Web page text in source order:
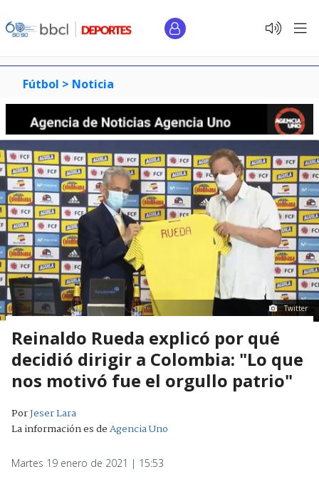
Fútbol > Noticia
Twitter
Reinaldo Rueda explicó por qué
decidió dirigir a Colombia: "Lo que
nos motivó fue el orgullo patrio"
PorJeser Lara
La información es deAgencia Uno
Martes 19 enero de 2021 | 15:53